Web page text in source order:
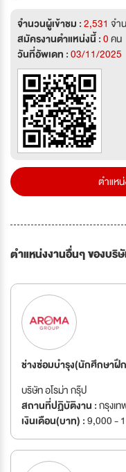
จำนวนผู้เข้าชม :2,531 จำ
สมัครงานตำแหน่งนี้ :0คน
วันที่อัพเดท :03/11/2025
ตำแห
ตำแหน่งงานอื่นๆ ของบริ
ช่างซ่อมบำรุง(นักศึกษาฝึ
บริษัท อโรม่า กรุ๊ป
สถานที่ปฏิบัติงาน :กรุงเ
เงินเดือน(บาท) :9,000 -